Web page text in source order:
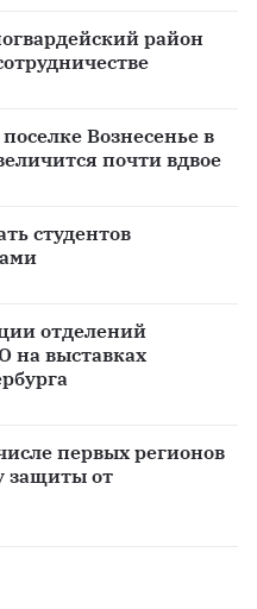
район
Вознесенье в
почти вдвое
студентов
отделений
на выставках
первых регионов
защиты от